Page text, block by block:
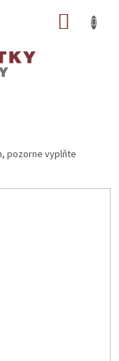
pozorne vyplňte